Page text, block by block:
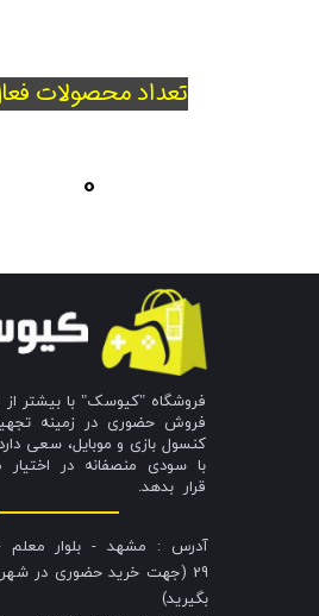
تعداد محصولات
0
فروش حضوری در زمینه
کنسول بازی و موبایل، سعی
با سودی منصفانه در اختیار
قرار بدهد.
آدرس : مشهد - بلوار
29 (جهت خرید حضوری در
بگیرید)